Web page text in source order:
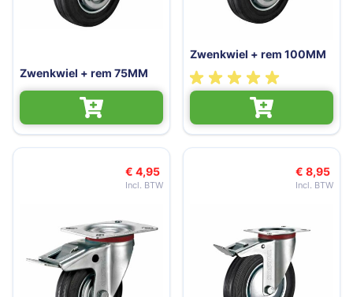
Zwenkwiel + rem 75MM
Zwenkwiel + rem 100MM
€ 4,95 € 8,95